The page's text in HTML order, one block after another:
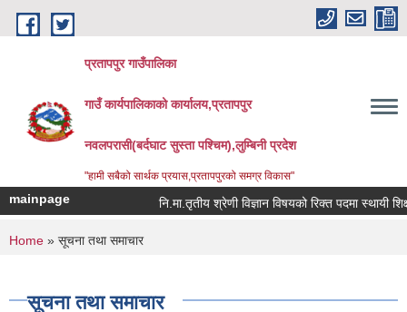
Skip to main content
प्रतापपुर गाउँपालिका
गाउँ कार्यपालिकाको कार्यालय,प्रतापपुर
नवलपरासी(बर्दघाट सुस्ता पश्चिम),लुम्बिनी प्रदेश
"हामी सबैको सार्थक प्रयास,प्रतापपुरको समग्र विकास"
mainpage नि.मा.तृतीय श्रेणी विज्ञान विषयको रिक्त पदमा स्थायी
You are here
Home » सूचना तथा समाचार
सूचना तथा समाचार